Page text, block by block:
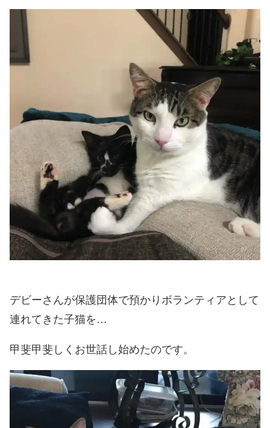
デビーさんが保護団体で預かりボランティアとして
連れてきた子猫を…
甲斐甲斐しくお世話し始めたのです。